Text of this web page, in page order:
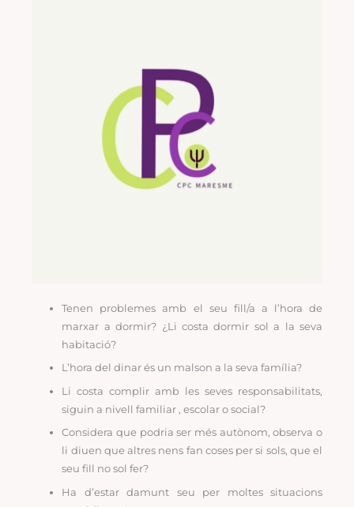
Tenen problemes amb el seu fill/a a l’hora de
marxar a dormir? ¿Li costa dormir sol a la seva
habitació?
L’hora del dinar és un malson a la seva família?
Li costa complir amb les seves responsabilitats,
siguin a nivell familiar , escolar o social?
Considera que podria ser més autònom, observa o
li diuen que altres nens fan coses per si sols, que el
seu fill no sol fer?
Ha d’estar damunt seu per moltes situacions